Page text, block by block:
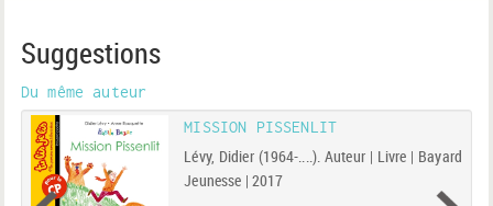
Suggestions
Du même auteur
MISSION PISSENLIT
Lévy, Didier (1964-....). Auteur | Livre | Bayard
Jeunesse | 2017